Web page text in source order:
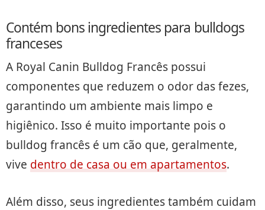
Contém bons ingredientes para bulldogs
franceses
A Royal Canin Bulldog Francês possui
componentes que reduzem o odor das fezes,
garantindo um ambiente mais limpo e
higiênico. Isso é muito importante pois o
bulldog francês é um cão que, geralmente,
vive dentro de casa ou em apartamentos.
Além disso, seus ingredientes também cuidam